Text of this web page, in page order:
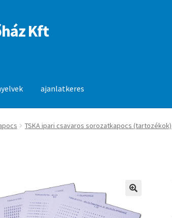
Kft
ajanlatkeres
TSKA ipari csavaros sorozatkapocs (tartozékok)